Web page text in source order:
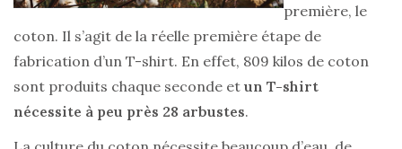
première, le
coton. Il s’agit de la réelle première étape de
fabrication d’un T-shirt. En effet, 809 kilos de coton
sont produits chaque seconde et un T-shirt
nécessite à peu près 28 arbustes.